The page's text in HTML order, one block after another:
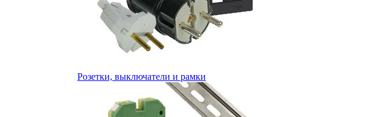
Розетки, выключатели и рамки